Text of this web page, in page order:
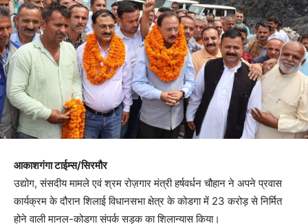
आकाशगंगा टाईम्स/सिरमौर
उद्योग, संसदीय मामले एवं श्रम रोज़गार मंत्री हर्षवर्धन चौहान ने अपने प्रवास
कार्यक्रम के दौरान शिलाई विधानसभा क्षेत्र के कोडगा में 23 करोड़ से निर्मित
होने वाली मानल-कोडगा संपर्क सड़क का शिलान्यास किया।